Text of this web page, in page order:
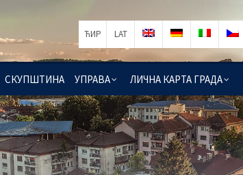
СКУПШТИНА УПРАВА ЛИЧНА КАРТА ГРАДА
ЋИР LAT